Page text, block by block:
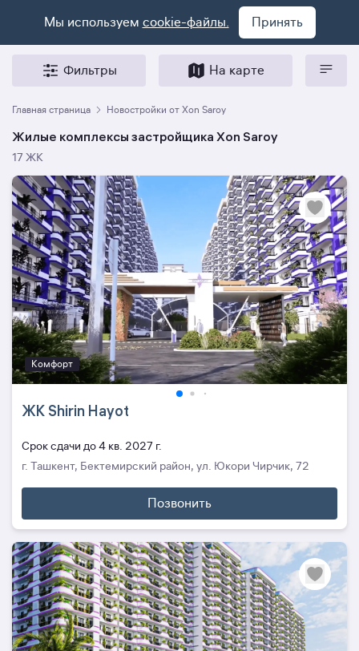
Мы используем cookie-файлы. Принять
Фильтры На карте
Главная страница Новостройки от Xon Saroy
Жилые комплексы застройщика Xon Saroy
17 ЖК
Комфорт
ЖК Shirin Hayot
Cрок сдачи до 4 кв. 2027 г.
г. Ташкент, Бектемирский район, ул. Юкори Чирчик, 72
Позвонить